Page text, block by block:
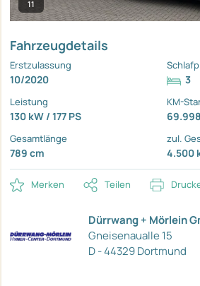
11
Fahrzeugdetails
Erstzulassung
10/2020 3
Leistung
130 kW / 177 PS
KM-
Gesamtlänge
789 cm
zul.
4.500
Merken Teilen
Dürrwang + Mörlein
Gneisenaualle 15
D - 44329 Dortmund